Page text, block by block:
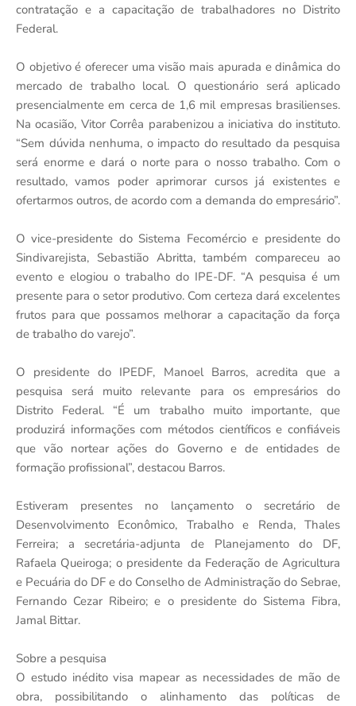
contratação e a capacitação de trabalhadores no Distrito
Federal.
O objetivo é oferecer uma visão mais apurada e dinâmica do
mercado de trabalho local. O questionário será aplicado
presencialmente em cerca de 1,6 mil empresas brasilienses.
Na ocasião, Vitor Corrêa parabenizou a iniciativa do instituto.
“Sem dúvida nenhuma, o impacto do resultado da pesquisa
será enorme e dará o norte para o nosso trabalho. Com o
resultado, vamos poder aprimorar cursos já existentes e
ofertarmos outros, de acordo com a demanda do empresário”.
O vice-presidente do Sistema Fecomércio e presidente do
Sindivarejista, Sebastião Abritta, também compareceu ao
evento e elogiou o trabalho do IPE-DF. “A pesquisa é um
presente para o setor produtivo. Com certeza dará excelentes
frutos para que possamos melhorar a capacitação da força
de trabalho do varejo”.
O presidente do IPEDF, Manoel Barros, acredita que a
pesquisa será muito relevante para os empresários do
Distrito Federal. “É um trabalho muito importante, que
produzirá informações com métodos científicos e confiáveis
que vão nortear ações do Governo e de entidades de
formação profissional”, destacou Barros.
Estiveram presentes no lançamento o secretário de
Desenvolvimento Econômico, Trabalho e Renda, Thales
Ferreira; a secretária-adjunta de Planejamento do DF,
Rafaela Queiroga; o presidente da Federação de Agricultura
e Pecuária do DF e do Conselho de Administração do Sebrae,
Fernando Cezar Ribeiro; e o presidente do Sistema Fibra,
Jamal Bittar.
Sobre a pesquisa
O estudo inédito visa mapear as necessidades de mão de
obra, possibilitando o alinhamento das políticas de